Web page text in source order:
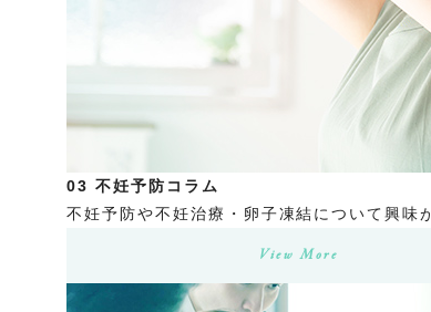
03 不妊予防コラム
不妊予防や不妊治療・卵子凍結について興味
View More